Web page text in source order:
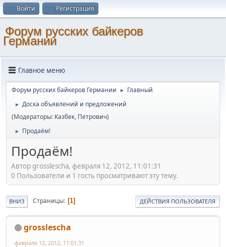
Войти Регистрация
Форум русских байкеров
Германии
Главное меню
Форум русских байкеров Германии ► Главный
►
Доска объявлений и предложений
(Модераторы: Казбек, Петрович)
► Продаём!
Продаём!
Автор grosslescha, февраля 12, 2012, 11:01:31
0 Пользователи и 1 гость просматривают эту тему.
ВНИЗ Страницы 1 ДЕЙСТВИЯ ПОЛЬЗОВАТЕЛЯ
grosslescha
февраля 12, 2012, 11:01:31